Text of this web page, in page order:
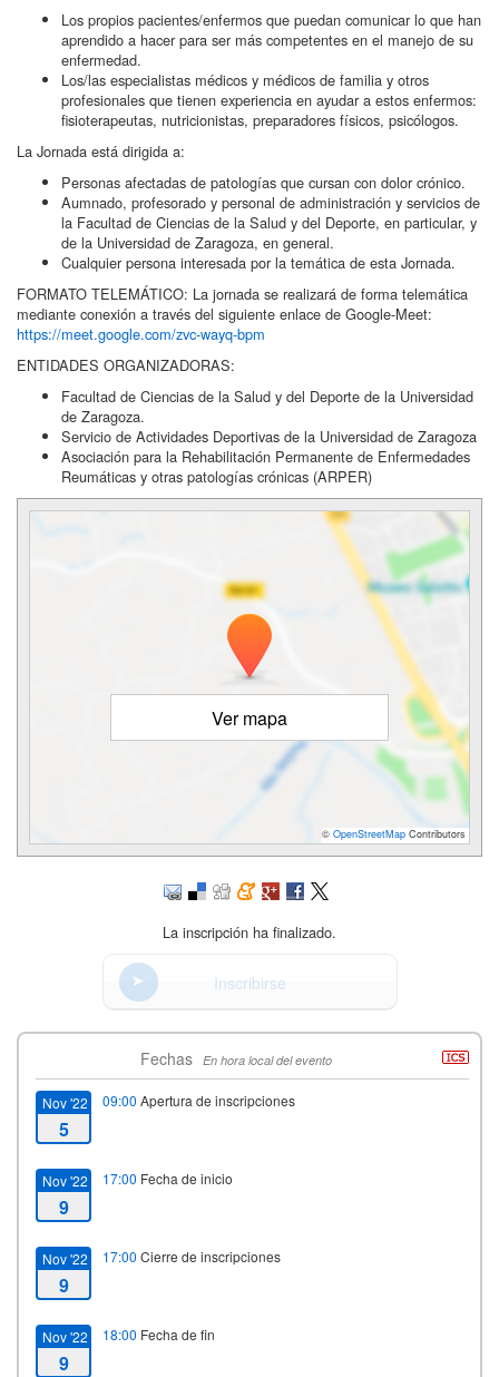
Los propios pacientes/enfermos que puedan comunicar lo que han
aprendido a hacer para ser más competentes en el manejo de su
enfermedad.
Los/las especialistas médicos y médicos de familia y otros
profesionales que tienen experiencia en ayudar a estos enfermos:
fisioterapeutas, nutricionistas, preparadores físicos, psicólogos.
La Jornada está dirigida a:
Personas afectadas de patologías que cursan con dolor crónico.
Aumnado, profesorado y personal de administración y servicios de
la Facultad de Ciencias de la Salud y del Deporte, en particular, y
de la Universidad de Zaragoza, en general.
Cualquier persona interesada por la temática de esta Jornada.
FORMATO TELEMÁTICO: La jornada se realizará de forma telemática
mediante conexión a través del siguiente enlace de Google-Meet:
https://meet.google.com/zvc-wayq-bpm
ENTIDADES ORGANIZADORAS:
Facultad de Ciencias de la Salud y del Deporte de la Universidad
de Zaragoza.
Servicio de Actividades Deportivas de la Universidad de Zaragoza
Asociación para la Rehabilitación Permanente de Enfermedades
Reumáticas y otras patologías crónicas (ARPER)
Ver mapa
© OpenStreetMap Contributors
La inscripción ha finalizado.
Inscribirse
Fechas En hora local del evento
Nov '22
5
09:00 Apertura de inscripciones
Nov '22
9
17:00 Fecha de inicio
Nov '22
9
17:00 Cierre de inscripciones
Nov '22
9
18:00 Fecha de fin